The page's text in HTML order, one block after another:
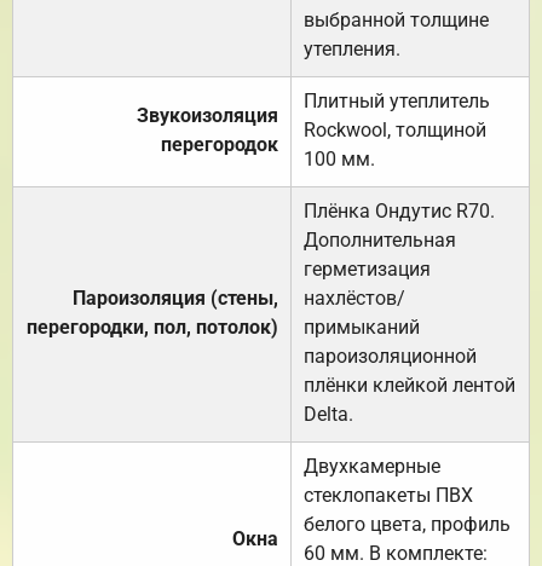
выбранной толщине
утепления.
Звукоизоляция
перегородок
Плитный утеплитель
Rockwool, толщиной
100 мм.
Пароизоляция (стены,
перегородки, пол, потолок)
Плёнка Ондутис R70.
Дополнительная
герметизация
нахлёстов/
примыканий
пароизоляционной
плёнки клейкой лентой
Delta.
Окна
Двухкамерные
стеклопакеты ПВХ
белого цвета, профиль
60 мм. В комплекте: